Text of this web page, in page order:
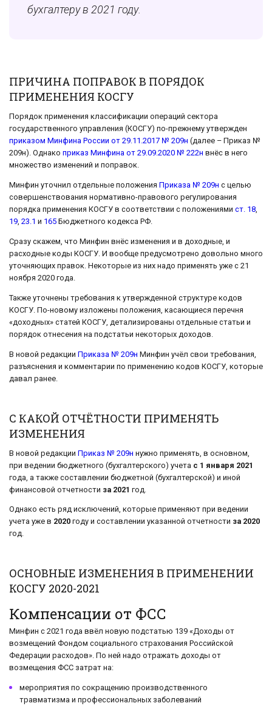
бухгалтеру в 2021 году.
ПРИЧИНА ПОПРАВОК В ПОРЯДОК
ПРИМЕНЕНИЯ КОСГУ
Порядок применения классификации операций сектора
государственного управления (КОСГУ) по-прежнему утвержден
приказом Минфина России от 29.11.2017 № 209н (далее – Приказ №
209н). Однако приказ Минфина от 29.09.2020 № 222н внёс в него
множество изменений и поправок.
Минфин уточнил отдельные положения Приказа № 209н с целью
совершенствования нормативно-правового регулирования
порядка применения КОСГУ в соответствии с положениями ст. 18,
19, 23.1 и 165 Бюджетного кодекса РФ.
Сразу скажем, что Минфин внёс изменения и в доходные, и
расходные коды КОСГУ. И вообще предусмотрено довольно много
уточняющих правок. Некоторые из них надо применять уже с 21
ноября 2020 года.
Также уточнены требования к утвержденной структуре кодов
КОСГУ. По-новому изложены положения, касающиеся перечня
«доходных» статей КОСГУ, детализированы отдельные статьи и
порядок отнесения на подстатьи некоторых доходов.
В новой редакции Приказа № 209н Минфин учёл свои требования,
разъяснения и комментарии по применению кодов КОСГУ, которые
давал ранее.
С КАКОЙ ОТЧЁТНОСТИ ПРИМЕНЯТЬ
ИЗМЕНЕНИЯ
В новой редакции Приказ № 209н нужно применять, в основном,
при ведении бюджетного (бухгалтерского) учета с 1 января 2021
года, а также составлении бюджетной (бухгалтерской) и иной
финансовой отчетности за 2021 год.
Однако есть ряд исключений, которые применяют при ведении
учета уже в 2020 году и составлении указанной отчетности за 2020
год.
ОСНОВНЫЕ ИЗМЕНЕНИЯ В ПРИМЕНЕНИИ
КОСГУ 2020-2021
Компенсации от ФСС
Минфин с 2021 года ввёл новую подстатью 139 «Доходы от
возмещений Фондом социального страхования Российской
Федерации расходов». По ней надо отражать доходы от
возмещения ФСС затрат на:
мероприятия по сокращению производственного
травматизма и профессиональных заболеваний